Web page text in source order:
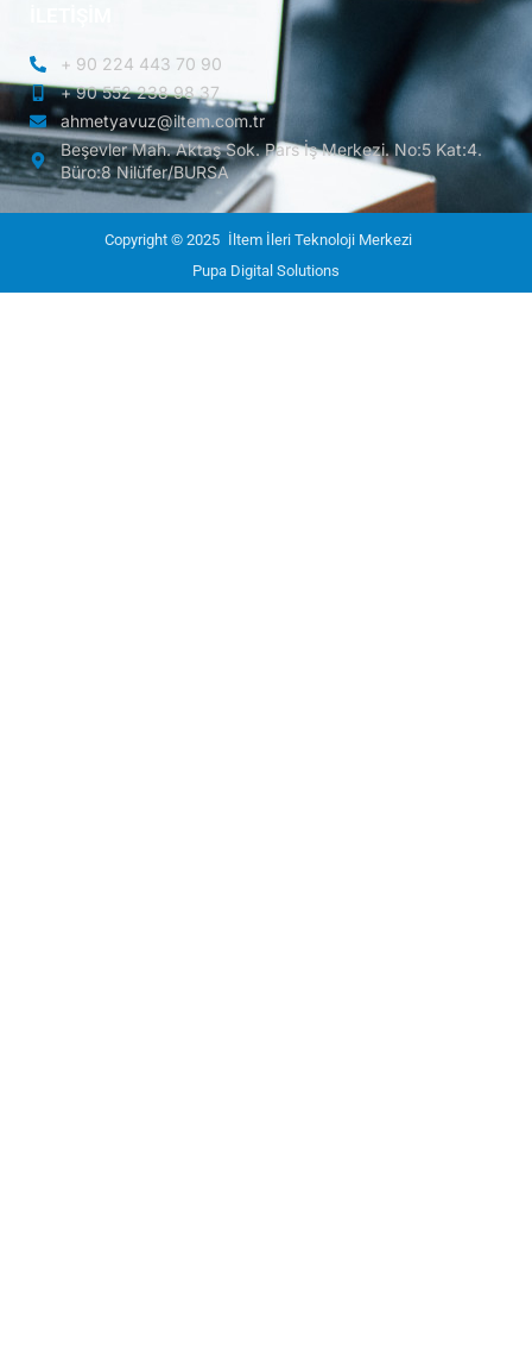
+ 90 224 443 70 90
+ 90 552 238 98 37
ahmetyavuz@iltem.com.tr
Beşevler Mah. Aktaş Sok. Pars İş Merkezi. No:5 Kat:4.
Büro:8 Nilüfer/BURSA
Copyright © 2025 İltem İleri Teknoloji Merkezi
Pupa Digital Solutions